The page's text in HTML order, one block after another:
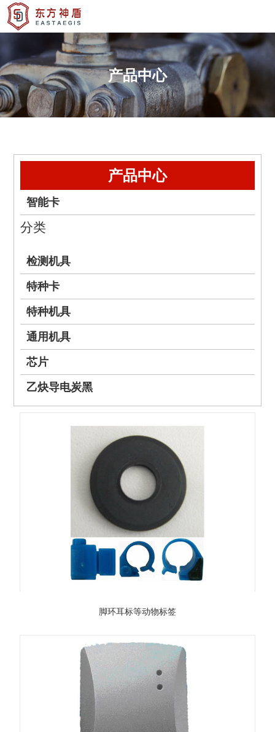
产品中心
产品中心
智能卡
分类
检测机具
特种卡
特种机具
通用机具
芯片
乙炔导电炭黑
脚环耳标等动物标签